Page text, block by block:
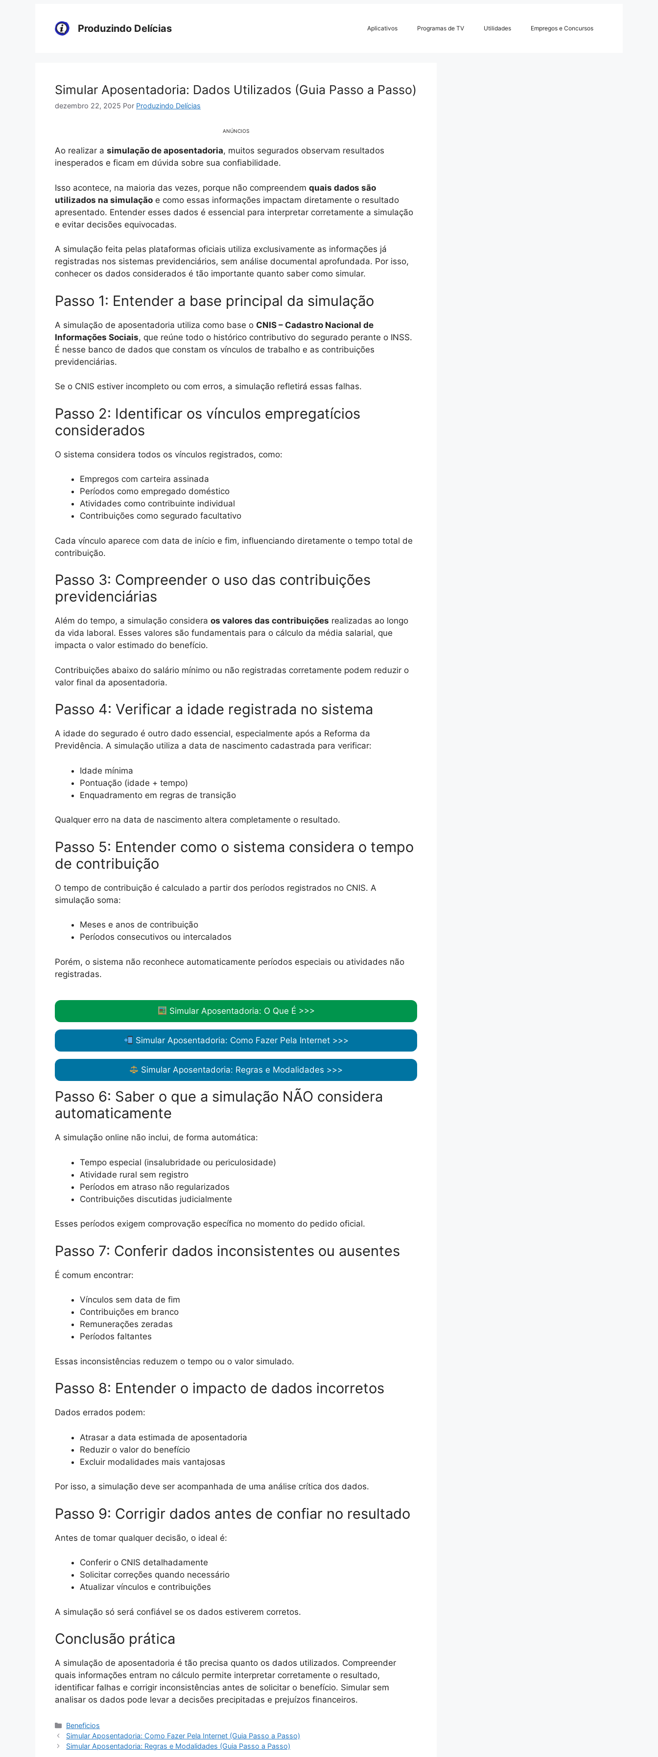
Produzindo Delícias Aplicativos Programas de TV Utilidades Empregos e Concursos
Simular Aposentadoria: Dados Utilizados (Guia Passo a Passo)
dezembro 22, 2025 Por Produzindo Delícias
ANÚNCIOS
Ao realizar a simulação de aposentadoria, muitos segurados observam resultados
inesperados e ficam em dúvida sobre sua confiabilidade.
Isso acontece, na maioria das vezes, porque não compreendem quais dados são
utilizados na simulação e como essas informações impactam diretamente o resultado
apresentado. Entender esses dados é essencial para interpretar corretamente a simulação
e evitar decisões equivocadas.
A simulação feita pelas plataformas oficiais utiliza exclusivamente as informações já
registradas nos sistemas previdenciários, sem análise documental aprofundada. Por isso,
conhecer os dados considerados é tão importante quanto saber como simular.
Passo 1: Entender a base principal da simulação
A simulação de aposentadoria utiliza como base o CNIS – Cadastro Nacional de
Informações Sociais, que reúne todo o histórico contributivo do segurado perante o INSS.
É nesse banco de dados que constam os vínculos de trabalho e as contribuições
previdenciárias.
Se o CNIS estiver incompleto ou com erros, a simulação refletirá essas falhas.
Passo 2: Identificar os vínculos empregatícios
considerados
O sistema considera todos os vínculos registrados, como:
Empregos com carteira assinada
Períodos como empregado doméstico
Atividades como contribuinte individual
Contribuições como segurado facultativo
Cada vínculo aparece com data de início e fim, influenciando diretamente o tempo total de
contribuição.
Passo 3: Compreender o uso das contribuições
previdenciárias
Além do tempo, a simulação considera os valores das contribuições realizadas ao longo
da vida laboral. Esses valores são fundamentais para o cálculo da média salarial, que
impacta o valor estimado do benefício.
Contribuições abaixo do salário mínimo ou não registradas corretamente podem reduzir o
valor final da aposentadoria.
Passo 4: Verificar a idade registrada no sistema
A idade do segurado é outro dado essencial, especialmente após a Reforma da
Previdência. A simulação utiliza a data de nascimento cadastrada para verificar:
Idade mínima
Pontuação (idade + tempo)
Enquadramento em regras de transição
Qualquer erro na data de nascimento altera completamente o resultado.
Passo 5: Entender como o sistema considera o tempo
de contribuição
O tempo de contribuição é calculado a partir dos períodos registrados no CNIS. A
simulação soma:
Meses e anos de contribuição
Períodos consecutivos ou intercalados
Porém, o sistema não reconhece automaticamente períodos especiais ou atividades não
registradas.
Simular Aposentadoria: O Que É >>>
Simular Aposentadoria: Como Fazer Pela Internet >>>
Simular Aposentadoria: Regras e Modalidades >>>
Passo 6: Saber o que a simulação NÃO considera
automaticamente
A simulação online não inclui, de forma automática:
Tempo especial (insalubridade ou periculosidade)
Atividade rural sem registro
Períodos em atraso não regularizados
Contribuições discutidas judicialmente
Esses períodos exigem comprovação específica no momento do pedido oficial.
Passo 7: Conferir dados inconsistentes ou ausentes
É comum encontrar:
Vínculos sem data de fim
Contribuições em branco
Remunerações zeradas
Períodos faltantes
Essas inconsistências reduzem o tempo ou o valor simulado.
Passo 8: Entender o impacto de dados incorretos
Dados errados podem:
Atrasar a data estimada de aposentadoria
Reduzir o valor do benefício
Excluir modalidades mais vantajosas
Por isso, a simulação deve ser acompanhada de uma análise crítica dos dados.
Passo 9: Corrigir dados antes de confiar no resultado
Antes de tomar qualquer decisão, o ideal é:
Conferir o CNIS detalhadamente
Solicitar correções quando necessário
Atualizar vínculos e contribuições
A simulação só será confiável se os dados estiverem corretos.
Conclusão prática
A simulação de aposentadoria é tão precisa quanto os dados utilizados. Compreender
quais informações entram no cálculo permite interpretar corretamente o resultado,
identificar falhas e corrigir inconsistências antes de solicitar o benefício. Simular sem
analisar os dados pode levar a decisões precipitadas e prejuízos financeiros.
Categorias
Beneficios
Simular Aposentadoria: Como Fazer Pela Internet (Guia Passo a Passo)
Simular Aposentadoria: Regras e Modalidades (Guia Passo a Passo)